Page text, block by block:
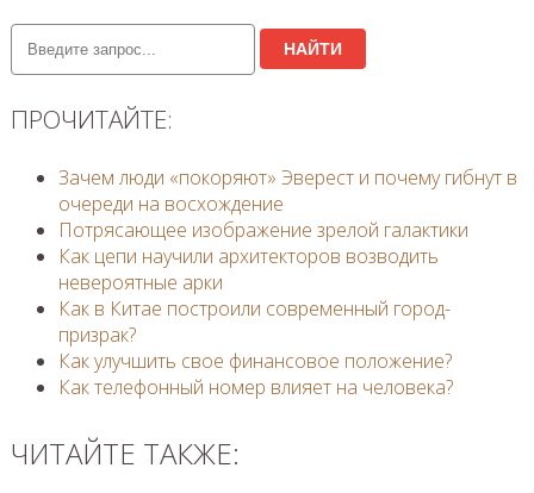
НАЙТИ
ПРОЧИТАЙТЕ:
Зачем люди «покоряют» Эверест и почему гибнут в
очереди на восхождение
Потрясающее изображение зрелой галактики
Как цепи научили архитекторов возводить
невероятные арки
Как в Китае построили современный город-
призрак?
Как улучшить свое финансовое положение?
Как телефонный номер влияет на человека?
ЧИТАЙТЕ ТАКЖЕ: